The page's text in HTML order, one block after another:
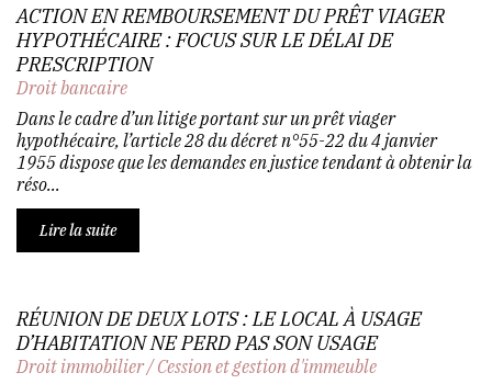
ACTION EN REMBOURSEMENT DU PRÊT VIAGER
HYPOTHÉCAIRE : FOCUS SUR LE DÉLAI DE
PRESCRIPTION
Droit bancaire
Dans le cadre d’un litige portant sur un prêt viager
hypothécaire, l’article 28 du décret n°55-22 du 4 janvier
1955 dispose que les demandes en justice tendant à obtenir la
réso...
Lire la suite
RÉUNION DE DEUX LOTS : LE LOCAL À USAGE
D’HABITATION NE PERD PAS SON USAGE
Droit immobilier/Cession et gestion d'immeuble